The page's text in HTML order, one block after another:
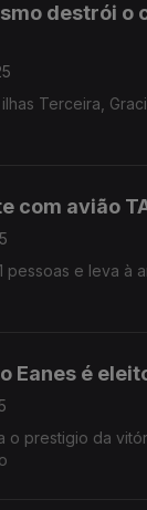
destrói o
Terceira,
com avião
pessoas e leva à
Eanes é
o prestigio da